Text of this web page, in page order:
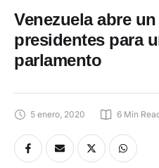
presidentes para
parlamento
5 enero, 2020 6 Min